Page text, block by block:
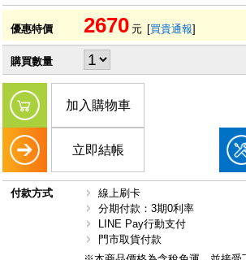
優惠特價 2670 元 [買貴通報]
購買數量
加入購物車
立即結帳
付款方式
線上刷卡
分期付款：3期0利率
LINE Pay行動支付
門市取貨付款